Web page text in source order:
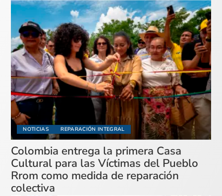
NOTICIAS REPARACIÓN INTEGRAL
Colombia entrega la primera Casa
Cultural para las Víctimas del Pueblo
Rrom como medida de reparación
colectiva